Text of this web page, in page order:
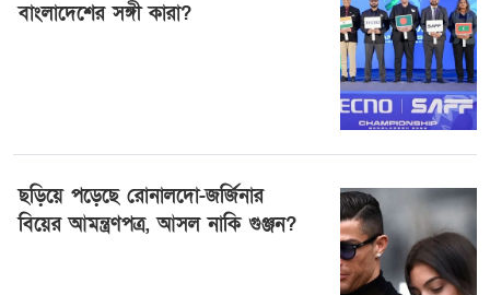
অস্ট্রেলিয়ার নাগরিকত্ব পেলেন ইরানের ২
কাঠামোগত সংস্কার না হলে এই সরকারও
বগুড়ায় ৭ শ্রমিকের মৃত্যু : স্বজনদের
বাংলাদেশের সঙ্গী কারা?
ছড়িয়ে পড়েছে রোনালদো-জর্জিনার
বিয়ের আমন্ত্রণপত্র, আসল নাকি গুঞ্জন?